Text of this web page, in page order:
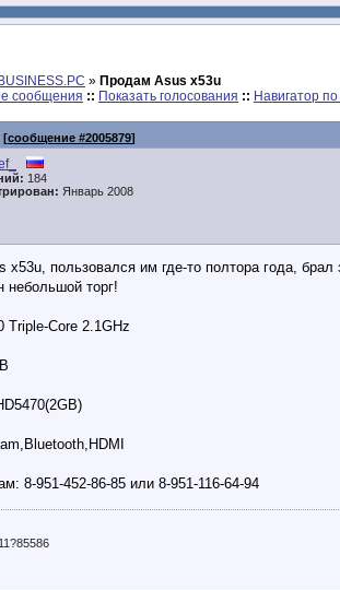
BUSINESS.PC » Продам Asus x53u
сообщения :: Показать голосования :: Навигатор
[сообщение #2005879]
184
Январь 2008
x53u, пользовался им где-то полтора года,
небольшой торг!
Core 2.1GHz
8-951-452-86-85 или 8-951-116-64-94